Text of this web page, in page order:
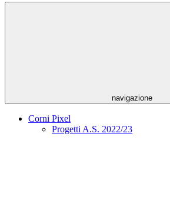
navigazione
Corni Pixel
Progetti A.S. 2022/23